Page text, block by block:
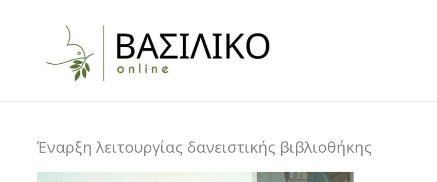
Έναρξη λειτουργίας δανειστικής βιβλιοθήκης